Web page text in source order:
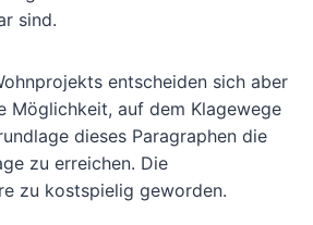
sind.
entscheiden sich aber
Möglichkeit, auf dem Klagewege
dieses Paragraphen die
zu erreichen. Die
zu kostspielig geworden.